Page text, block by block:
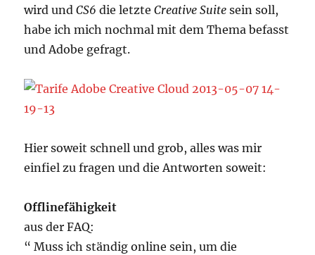
wird undCS6 die letzte Creative Suite sein soll,
habe ich mich nochmal mit dem Thema befasst
und Adobe gefragt.
Hier soweit schnell und grob, alles was mir
einfiel zu fragen und die Antworten soweit:
Offlinefähigkeit
aus der FAQ:
“ Muss ich ständig online sein, um die